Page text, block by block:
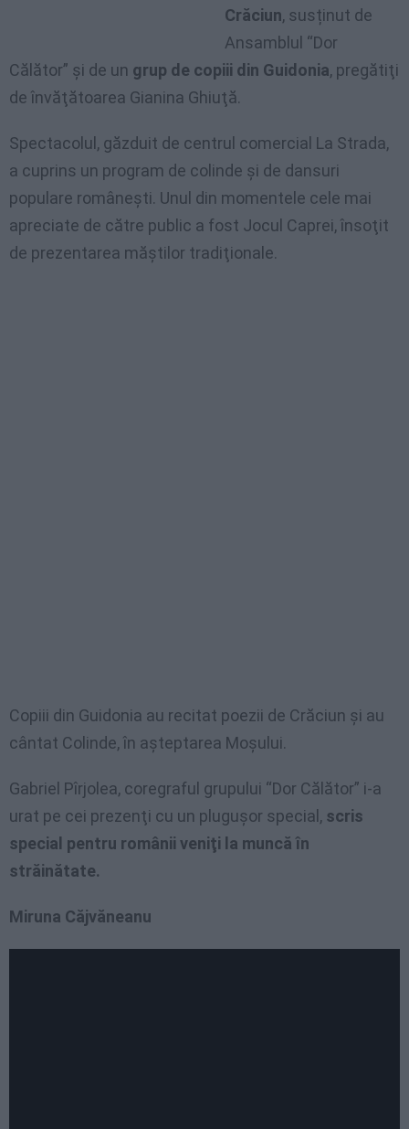
Crăciun, susținut de
Ansamblul “Dor
Călător” şi de un grup de copiii din Guidonia, pregătiţi
de învăţătoarea Gianina Ghiuţă.
Spectacolul, găzduit de centrul comercial La Strada,
a cuprins un program de colinde şi de dansuri
populare româneşti. Unul din momentele cele mai
apreciate de către public a fost Jocul Caprei, însoţit
de prezentarea măştilor tradiţionale.
Copiii din Guidonia au recitat poezii de Crăciun şi au
cântat Colinde, în aşteptarea Moşului.
Gabriel Pîrjolea, coregraful grupului “Dor Călător” i-a
urat pe cei prezenţi cu un pluguşor special, scris
special pentru românii veniţi la muncă în
străinătate.
Miruna Căjvăneanu